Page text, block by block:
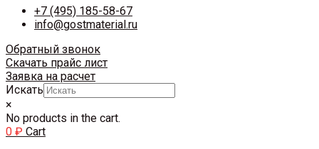
+7 (495) 185-58-67
info@gostmaterial.ru
Обратный звонок
Скачать прайс лист
Заявка на расчет
Искать
×
No products in the cart.
0 ₽ Cart